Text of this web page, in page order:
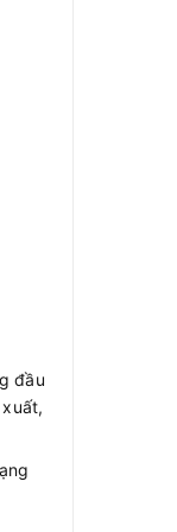
đầu